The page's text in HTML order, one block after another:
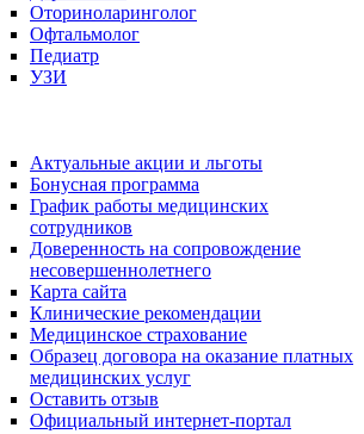
Оториноларинголог
Офтальмолог
Педиатр
УЗИ
Актуальные акции и льготы
Бонусная программа
График работы медицинских
сотрудников
Доверенность на сопровождение
несовершеннолетнего
Карта сайта
Клинические рекомендации
Медицинское страхование
Образец договора на оказание платных
медицинских услуг
Оставить отзыв
Официальный интернет-портал